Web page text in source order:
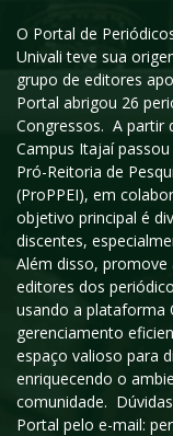
O Portal de
Univali teve sua
grupo de editores
Portal abrigou 26
Congressos. A partir
Campus Itajaí
Pró-Reitoria de
(ProPPEI), em
objetivo principal é
discentes,
Além disso, promove
editores dos
usando a plataforma
gerenciamento
espaço valioso para
enriquecendo o
comunidade.
Portal pelo e-mail: